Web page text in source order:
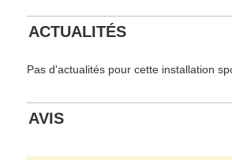
ACTUALITÉS
Pas d'actualités pour cette installation
AVIS